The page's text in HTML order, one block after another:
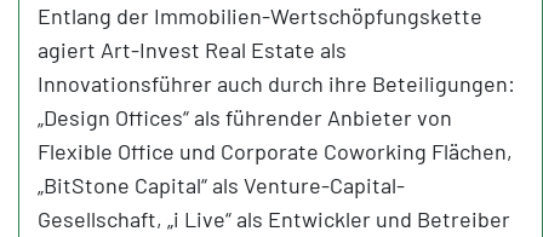
Entlang der Immobilien-Wertschöpfungskette
agiert Art-Invest Real Estate als
Innovationsführer auch durch ihre Beteiligungen:
„Design Offices“ als führender Anbieter von
Flexible Office und Corporate Coworking Flächen,
„BitStone Capital“ als Venture-Capital-
Gesellschaft, „i Live“ als Entwickler und Betreiber